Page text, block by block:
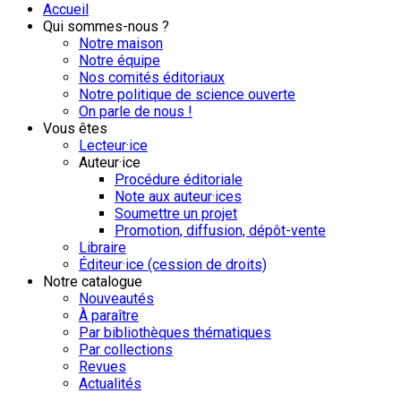
Accueil
Qui sommes-nous ?
Notre maison
Notre équipe
Nos comités éditoriaux
Notre politique de science ouverte
On parle de nous !
Vous êtes
Lecteur·ice
Auteur·ice
Procédure éditoriale
Note aux auteur·ices
Soumettre un projet
Promotion, diffusion, dépôt-vente
Libraire
Éditeur·ice (cession de droits)
Notre catalogue
Nouveautés
À paraître
Par bibliothèques thématiques
Par collections
Revues
Actualités